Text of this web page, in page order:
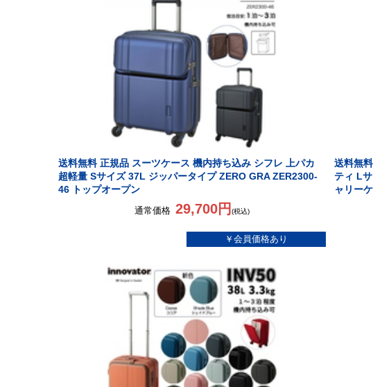
送料無料 正規品 スーツケース 機内持ち込み シフレ 上パカ
超軽量 Sサイズ 37L ジッパータイプ ZERO GRA ZER2300-
46 トップオープン
通常価格 29,700円 (税込)
送料無
ティ L
ャリー